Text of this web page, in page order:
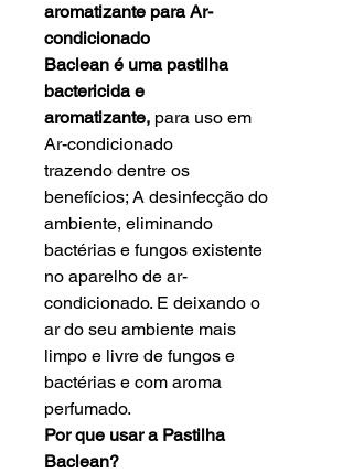
aromatizante para Ar-
condicionado
Baclean é uma pastilha
bactericida e
aromatizante, para uso em
Ar-condicionado
trazendo dentre os
benefícios; A desinfecção do
ambiente, eliminando
bactérias e fungos existente
no aparelho de ar-
condicionado. E deixando o
ar do seu ambiente mais
limpo e livre de fungos e
bactérias e com aroma
perfumado.
Por que usar a Pastilha
Baclean?